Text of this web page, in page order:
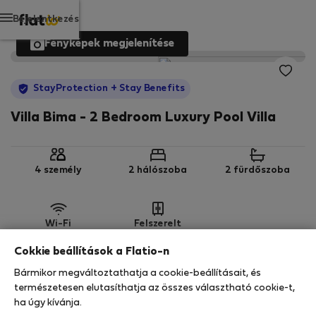
Bejelentkezés
Fényképek megjelenítése
StayProtection + Stay Benefits
Villa Bima - 2 Bedroom Luxury Pool Villa
4 személy 2 hálószoba 2 fürdőszoba
Wi-Fi Felszerelt
Az Ön tartózkodását ebben az ingatlanban a
StayProtection
Cokkie beállítások a Flatio-n
Bármikor megváltoztathatja a cookie-beállításait, és
természetesen elutasíthatja az összes választható cookie-t,
ha úgy kívánja.